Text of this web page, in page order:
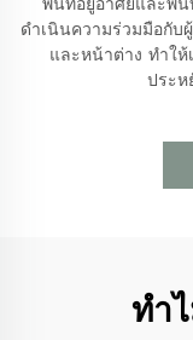
ดำเนินความร่วมมือกับ
และหน้าต่าง ทำใ
ประ
ทำ